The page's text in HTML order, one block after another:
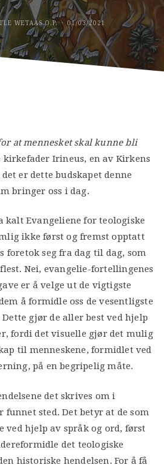
WETAAS O.P.
POSTED
ON
01/03/2021
at mennesket skal kunne bli
Irineus, en av Kirkens
er dette budskapet denne
bringer oss i dag.
kalt Evangeliene for teologiske
ikke først og fremst opptatt
foretok seg fra dag til dag, som
Nei, evangelie-fortellingenes
er å velge ut de vigtigste
å formidle oss de vesentligste
gjør de aller best ved hjelp
fordi det visuelle gjør det mulig
til menneskene, formidlet ved
på en begripelig måte.
det skrives om i
sted. Det betyr at de som
ved hjelp av språk og ord, først
det teologiske
historiske hendelsen. For å få